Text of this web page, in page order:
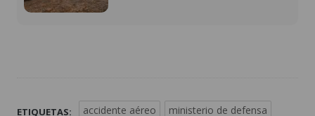
ETIQUETAS: accidente aéreo ministerio de defensa